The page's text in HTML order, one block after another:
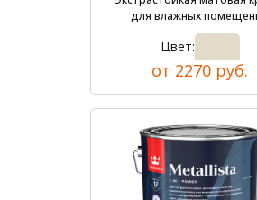
для влажных
Цвет:
от 2270 руб.